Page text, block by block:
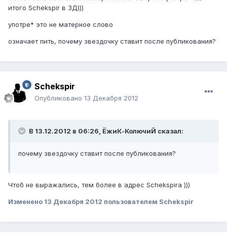
итого Schekspir в 3Д)))
употре* это не матерное слово
означает пить, почему звездочку ставит после публикования?
Schekspir
Опубликовано 13 Декабря 2012
В 13.12.2012 в 06:26, ЁжиК-КолючиЙ сказал:
почему звездочку ставит после публикования?
Чтоб не выражались, тем более в адрес Schekspirа )))
Изменено 13 Декабря 2012 пользователем Schekspir